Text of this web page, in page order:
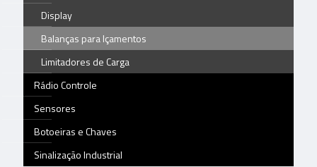
Display
Balanças para Içamentos
Limitadores de Carga
Rádio Controle
Sensores
Botoeiras e Chaves
Sinalização Industrial